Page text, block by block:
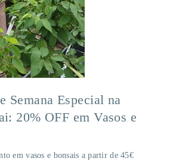
Semana Especial na
20% OFF em Vasos e
em vasos e bonsais a partir de 45€